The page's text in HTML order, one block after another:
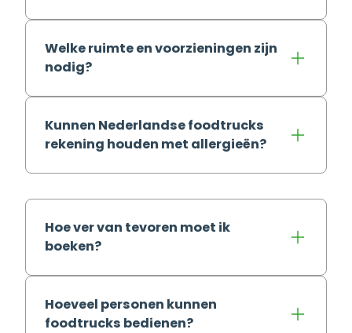
Welke ruimte en voorzieningen zijn
nodig?
Kunnen Nederlandse foodtrucks
rekening houden met allergieën?
Hoe ver van tevoren moet ik
boeken?
Hoeveel personen kunnen
foodtrucks bedienen?